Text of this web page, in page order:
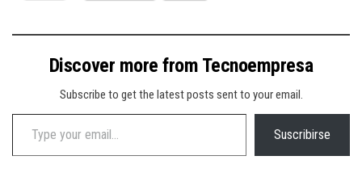
Discover more from Tecnoempresa
Subscribe to get the latest posts sent to your email.
Type your email…
Suscribirse